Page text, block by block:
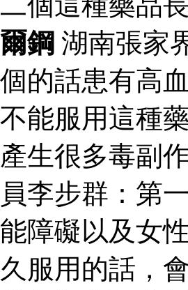
爾鋼 湖南張家
個的話患有高
不能服用這種
產生很多毒副
員李步群：第
能障礙以及女
久服用的話，